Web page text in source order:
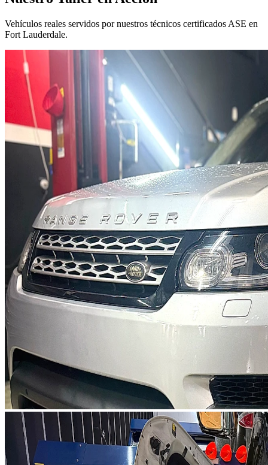
Vehículos reales servidos por nuestros técnicos certificados ASE en
Fort Lauderdale.